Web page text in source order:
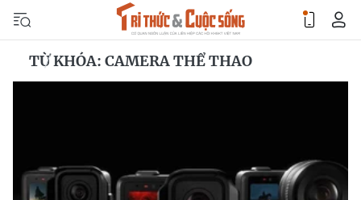
TỪ KHÓA: CAMERA THỂ THAO